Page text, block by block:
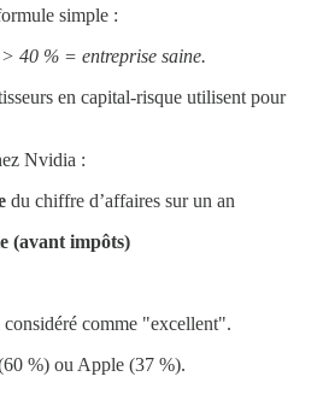
simple :
40 % = entreprise saine.
en capital-risque utilisent pour
Nvidia :
du chiffre d’affaires sur un an
(avant impôts)
considéré comme "excellent".
%) ou Apple (37 %).